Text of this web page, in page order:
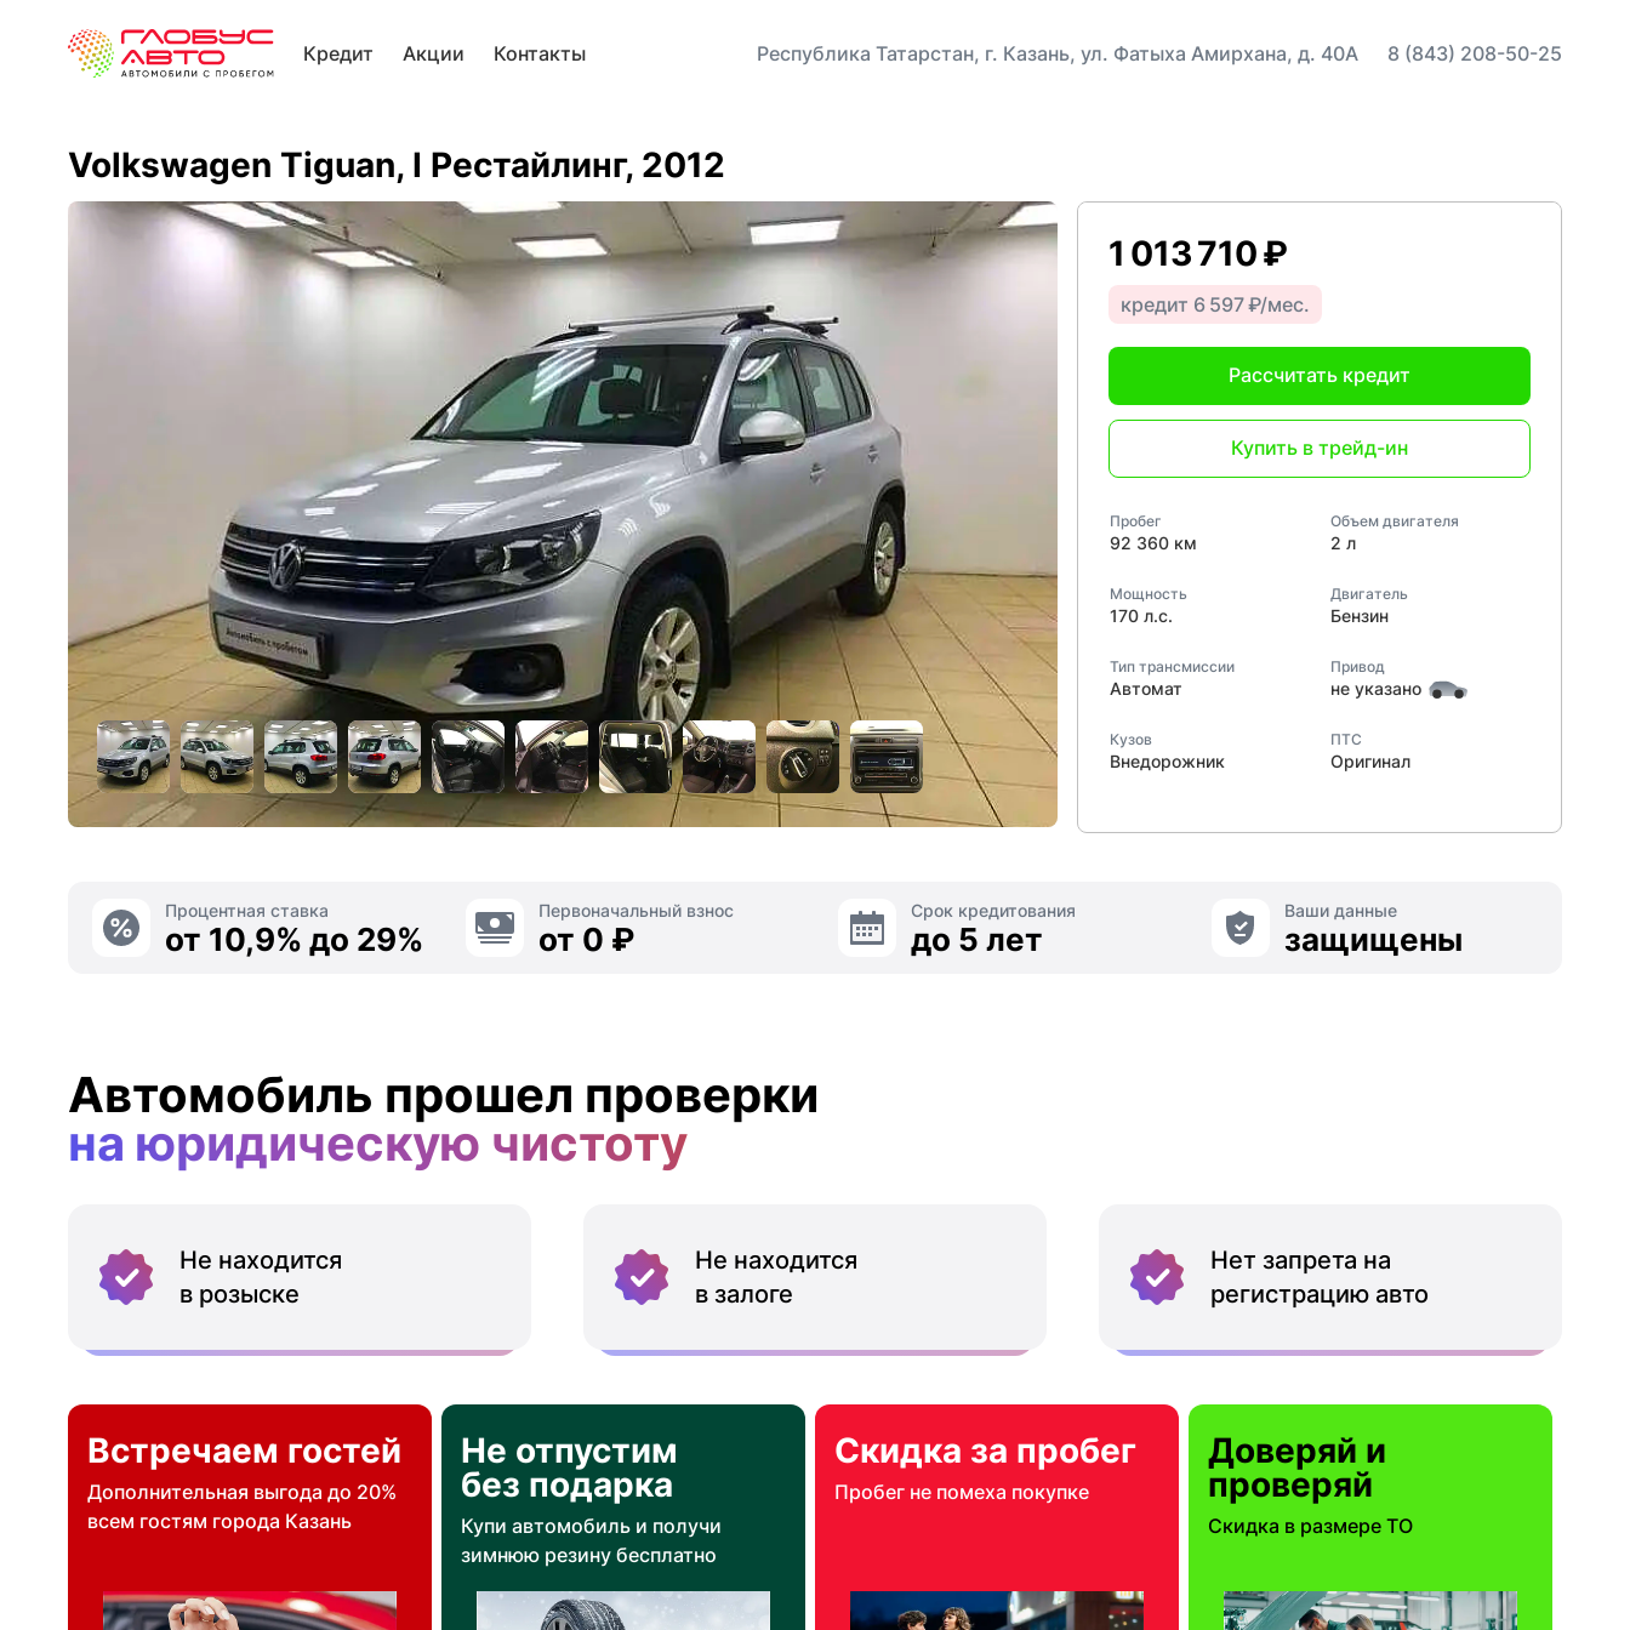
Кредит Акции Контакты Республика Татарстан, г. Казань, ул. Фатыха Амирхана, д. 40А 8 (843) 208-50-25
Volkswagen Tiguan, I Рестайлинг, 2012
1 013 710 ₽
кредит 6 597 ₽/мес.
Рассчитать кредит
Купить в трейд-ин
Пробег
92 360 км
Объем двигателя
2 л
Мощность
170 л.с.
Двигатель
Бензин
Тип трансмиссии
Автомат
Привод
не указано
Кузов
Внедорожник
ПТС
Оригинал
Процентная ставка
от 10,9% до 29%
Первоначальный взнос
от 0 ₽
Срок кредитования
до 5 лет
Ваши данные
защищены
Автомобиль прошел проверки
на юридическую чистоту
Не находится
в розыске
Не находится
в залоге
Нет запрета на
регистрацию авто
Встречаем гостей
Дополнительная выгода до 20%
всем гостям города Казань
Не отпустим
без подарка
Купи автомобиль и получи
зимнюю резину бесплатно
Скидка за пробег
Пробег не помеха покупке
Доверяй и
проверяй
Скидка в размере ТО